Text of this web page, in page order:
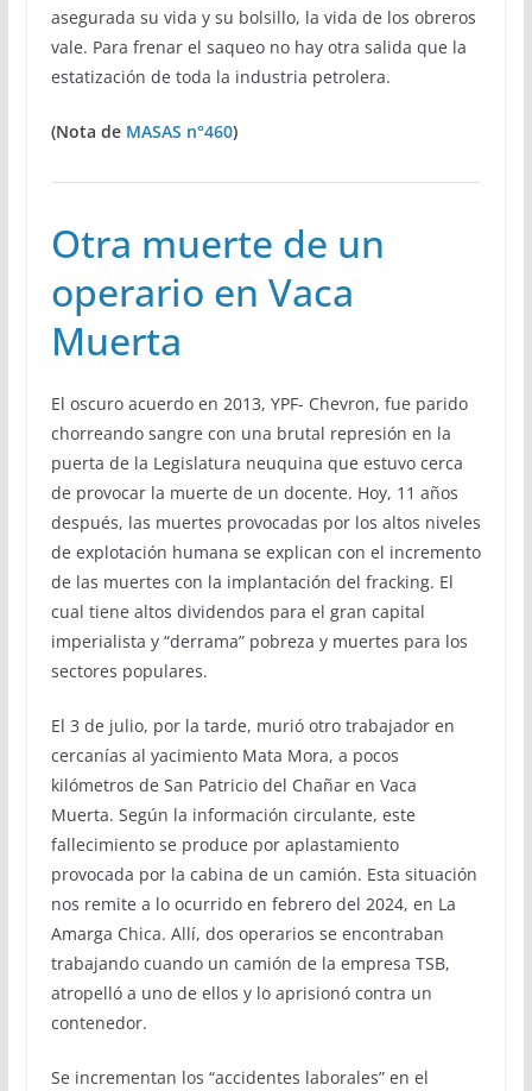
asegurada su vida y su bolsillo, la vida de los obreros
vale. Para frenar el saqueo no hay otra salida que la
estatización de toda la industria petrolera.
(Nota de MASAS n°460)
Otra muerte de un
operario en Vaca
Muerta
El oscuro acuerdo en 2013, YPF- Chevron, fue parido
chorreando sangre con una brutal represión en la
puerta de la Legislatura neuquina que estuvo cerca
de provocar la muerte de un docente. Hoy, 11 años
después, las muertes provocadas por los altos niveles
de explotación humana se explican con el incremento
de las muertes con la implantación del fracking. El
cual tiene altos dividendos para el gran capital
imperialista y “derrama” pobreza y muertes para los
sectores populares.
El 3 de julio, por la tarde, murió otro trabajador en
cercanías al yacimiento Mata Mora, a pocos
kilómetros de San Patricio del Chañar en Vaca
Muerta. Según la información circulante, este
fallecimiento se produce por aplastamiento
provocada por la cabina de un camión. Esta situación
nos remite a lo ocurrido en febrero del 2024, en La
Amarga Chica. Allí, dos operarios se encontraban
trabajando cuando un camión de la empresa TSB,
atropelló a uno de ellos y lo aprisionó contra un
contenedor.
Se incrementan los “accidentes laborales” en el